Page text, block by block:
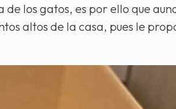
los gatos, es por ello que
altos de la casa, pues le